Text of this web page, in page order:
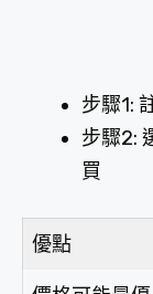
步驟1:
步驟2:
買
優點